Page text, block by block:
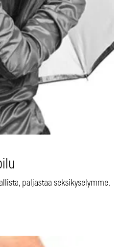
paljastaa seksikyselymme,